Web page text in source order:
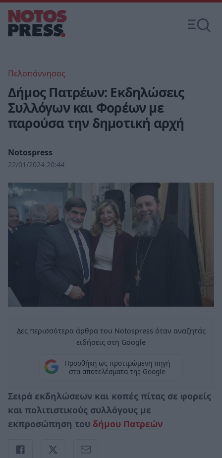
Πελοπόννησος
Δήμος Πατρέων: Εκδηλώσεις
Συλλόγων και Φορέων με
παρούσα την δημοτική αρχή
Notospress
22/01/2024 20:44
Δες περισσότερα άρθρα του Notospress όταν αναζητάς
ειδήσεις στη Google
Προσθήκη ως προτιμώμενη πηγή
στα αποτελέσματα της Google
Σειρά εκδηλώσεων και κοπές πίτας σε φορείς
και πολιτιστικούς συλλόγους με
εκπροσώπηση του δήμου Πατρεών